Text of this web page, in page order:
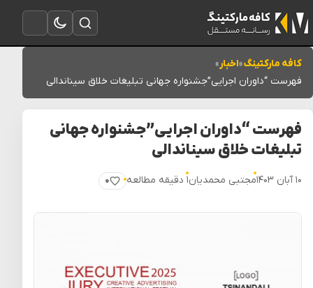
باز کردن منو
تغییر به حالت تاریک
باز کردن جستجو
کافه مارکتینگ»اخبار»
فهرست “داوران اجرایی”جشنواره جهانی تبلیغات خلاق سیناندالی
فهرست “داوران اجرایی”جشنواره جهانی
تبلیغات خلاق سیناندالی
۱۰ آبان ۱۴۰۳ مجتبی محمدیان۱ دقیقه مطالعه ۰
پسندیدن